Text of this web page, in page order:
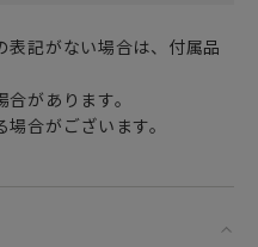
替えてデザインしまし
上を経た今日でも少しも新
記がない場合は、付属品
があります。
合がございます。